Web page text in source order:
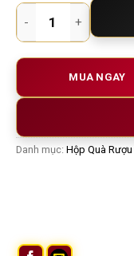
Hộp quà rượu vang
MUA NGAY
Danh mục: Hộp Quà